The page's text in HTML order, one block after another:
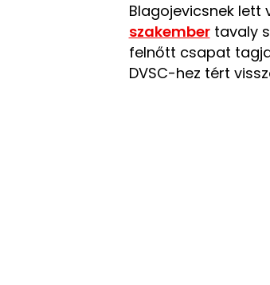
Blagojevicsnek lett
szakembertavaly
felnőtt csapat
DVSC-hez tért